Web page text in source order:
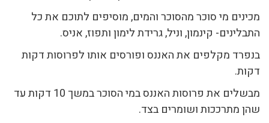
מכינים מי סוכר מהסוכר והמים, מוסיפים לתוכם את כל
התבלינים- קינמון, וניל, גרידת לימון ותפוז, אניס.
בנפרד מקלפים את האננס ופורסים אותו לפרוסות דקות
דקות.
מבשלים את פרוסות האננס במי הסוכר במשך 10 דקות עד
שהן מתרככות ושומרים בצד.